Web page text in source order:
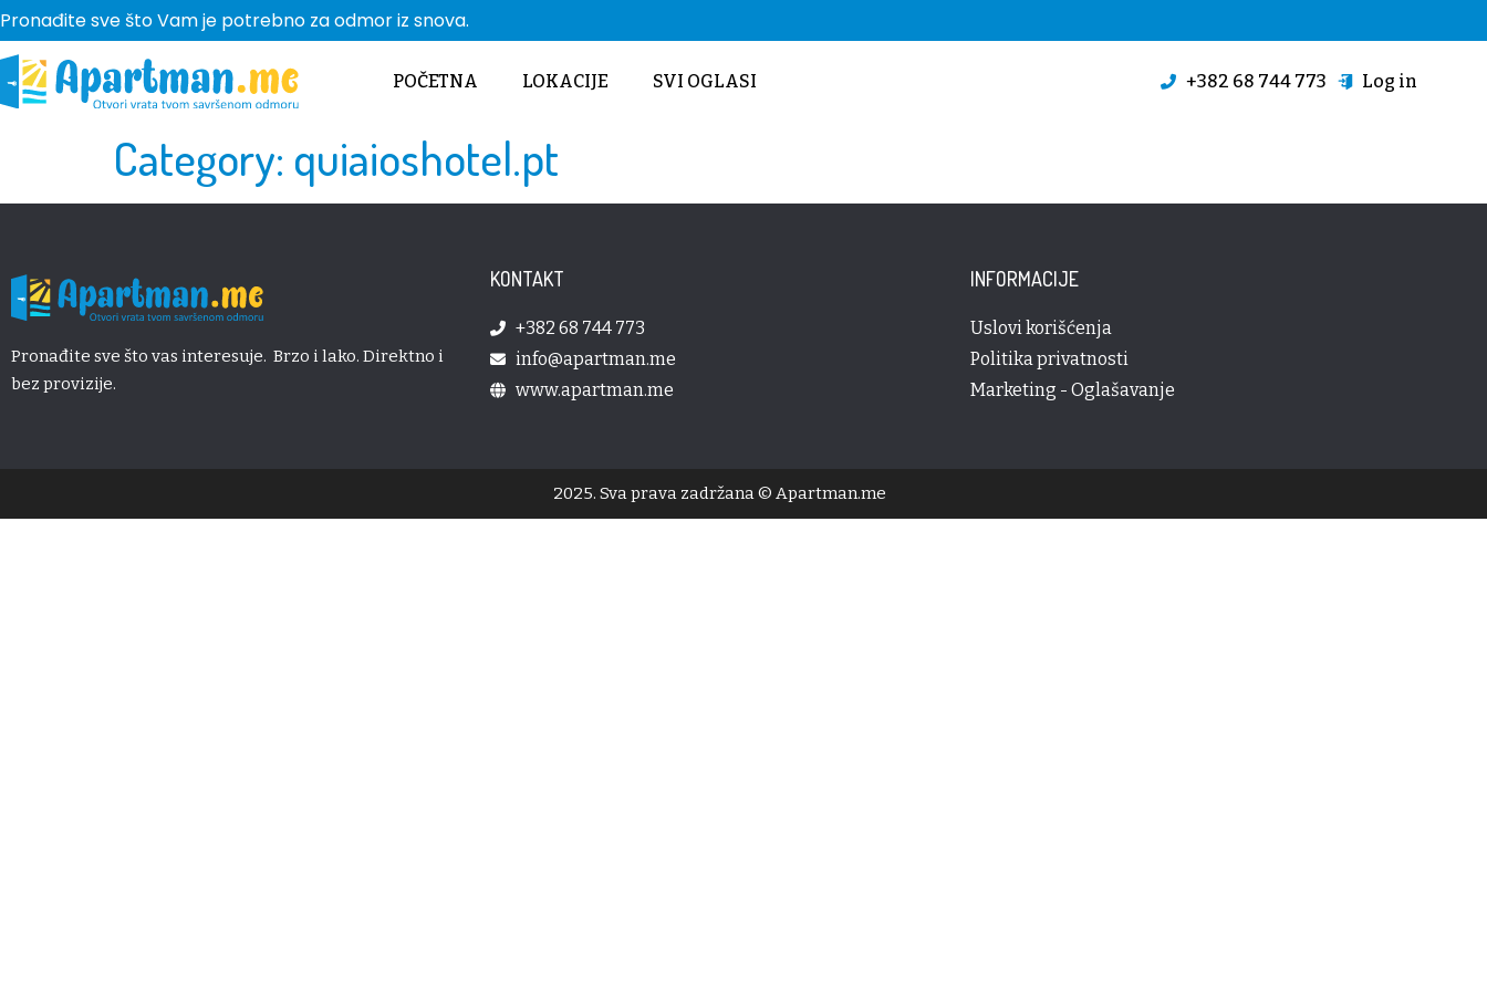
Pronađite sve što Vam je potrebno za odmor iz snova.
POČETNA LOKACIJE SVI OGLASI +382 68 744 773 Log in
Category: quiaioshotel.pt
Pronađite sve što vas interesuje. Brzo i lako. Direktno i
bez provizije.
KONTAKT
+382 68 744 773
info@apartman.me
www.apartman.me
INFORMACIJE
Uslovi korišćenja
Politika privatnosti
Marketing - Oglašavanje
2025. Sva prava zadržana © Apartman.me